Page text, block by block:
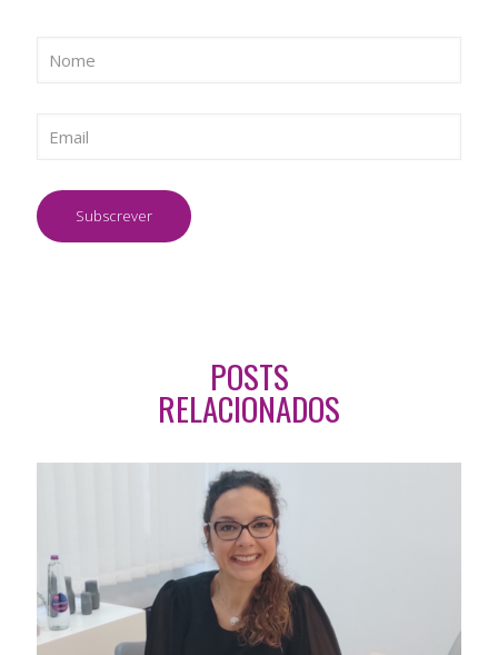
POSTS
RELACIONADOS